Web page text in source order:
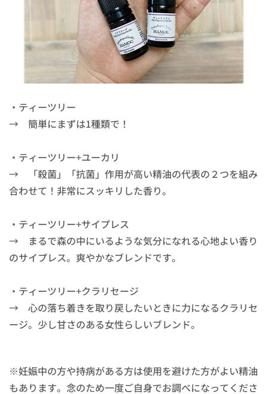
・ティーツリー
→ 簡単にまずは1種類で！
・ティーツリー+ユーカリ
→ 「殺菌」「抗菌」作用が高い精油の代表の２つを組み
合わせて！非常にスッキリした香り。
・ティーツリー+サイプレス
→ まるで森の中にいるような気分になれる心地よい香り
のサイプレス。爽やかなブレンドです。
・ティーツリー+クラリセージ
→ 心の落ち着きを取り戻したいときに力になるクラリセ
ージ。少し甘さのある女性らしいブレンド。
※妊娠中の方や持病がある方は使用を避けた方がよい精油
もあります。念のため一度ご自身でお調べになってくださ